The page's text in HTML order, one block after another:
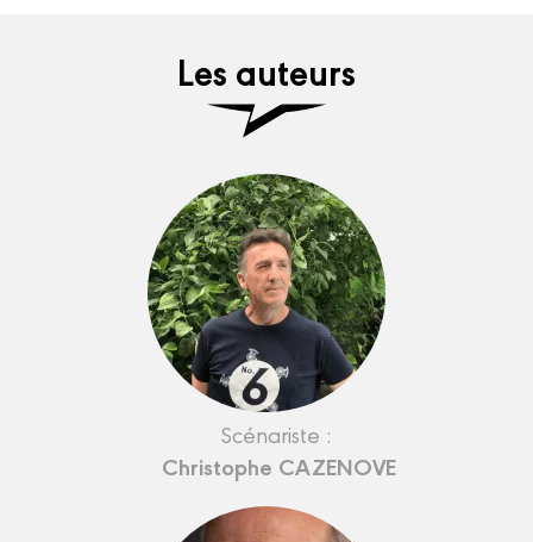
Les auteurs
Scénariste :
Christophe CAZENOVE